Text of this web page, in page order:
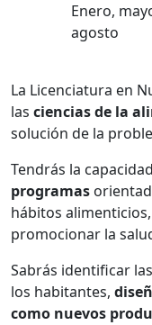
Enero,
agosto
La Licenciatura en
las ciencias de la
solución de la
Tendrás la
programas
hábitos
promocionar la
Sabrás identificar
los habitantes,
como nuevos